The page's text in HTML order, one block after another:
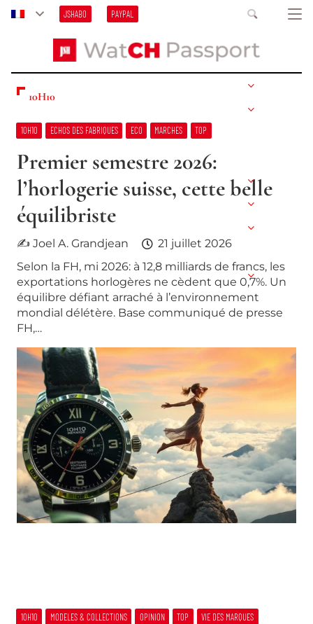
JSHABO PAYPAL
10H10
10H10 ECHOS DES FABRIQUES ECO MARCHES TOP
Premier semestre 2026:
l’horlogerie suisse, cette belle
équilibriste
✍ Joel A. Grandjean
21 juillet 2026
Selon la FH, mi 2026: à 12,8 milliards de francs, les
exportations horlogères ne cèdent que 0,7%. Un
équilibre défiant arraché à l’environnement
mondial délétère. Base communiqué de presse
FH,…
10H10 MODELES & COLLECTIONS OPINION TOP VIE DES MARQUES